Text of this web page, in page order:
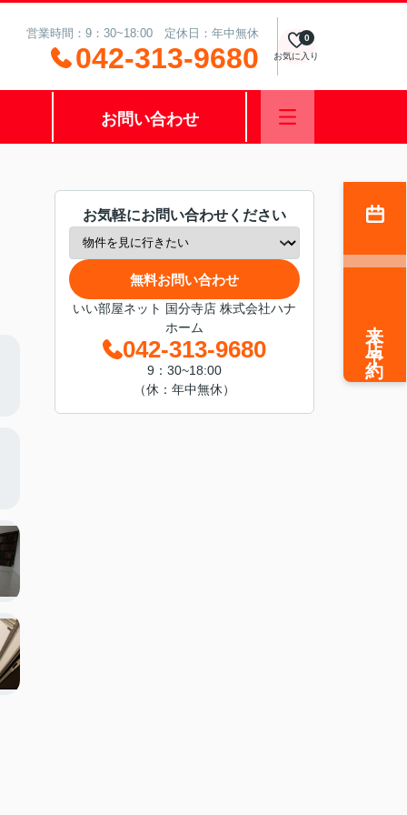
営業時間：9：30~18:00 定休日：年中無休
042-313-9680 お気に入り
0
お問い合わせ
お気軽にお問い合わせください
無料お問い合わせ
いい部屋ネット 国分寺店 株式会社ハナ
ホーム
042-313-9680
9：30~18:00
（休：年中無休）
来店予約